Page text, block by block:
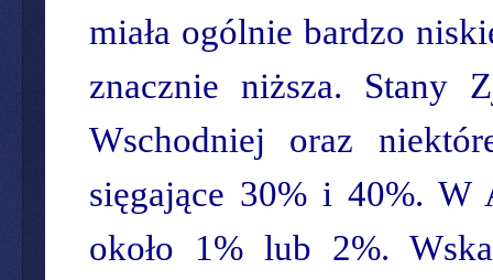
miała ogólnie bardzo
znacznie niższa. Stany
Wschodniej oraz
sięgające 30% i 40%.
około 1% lub 2%.